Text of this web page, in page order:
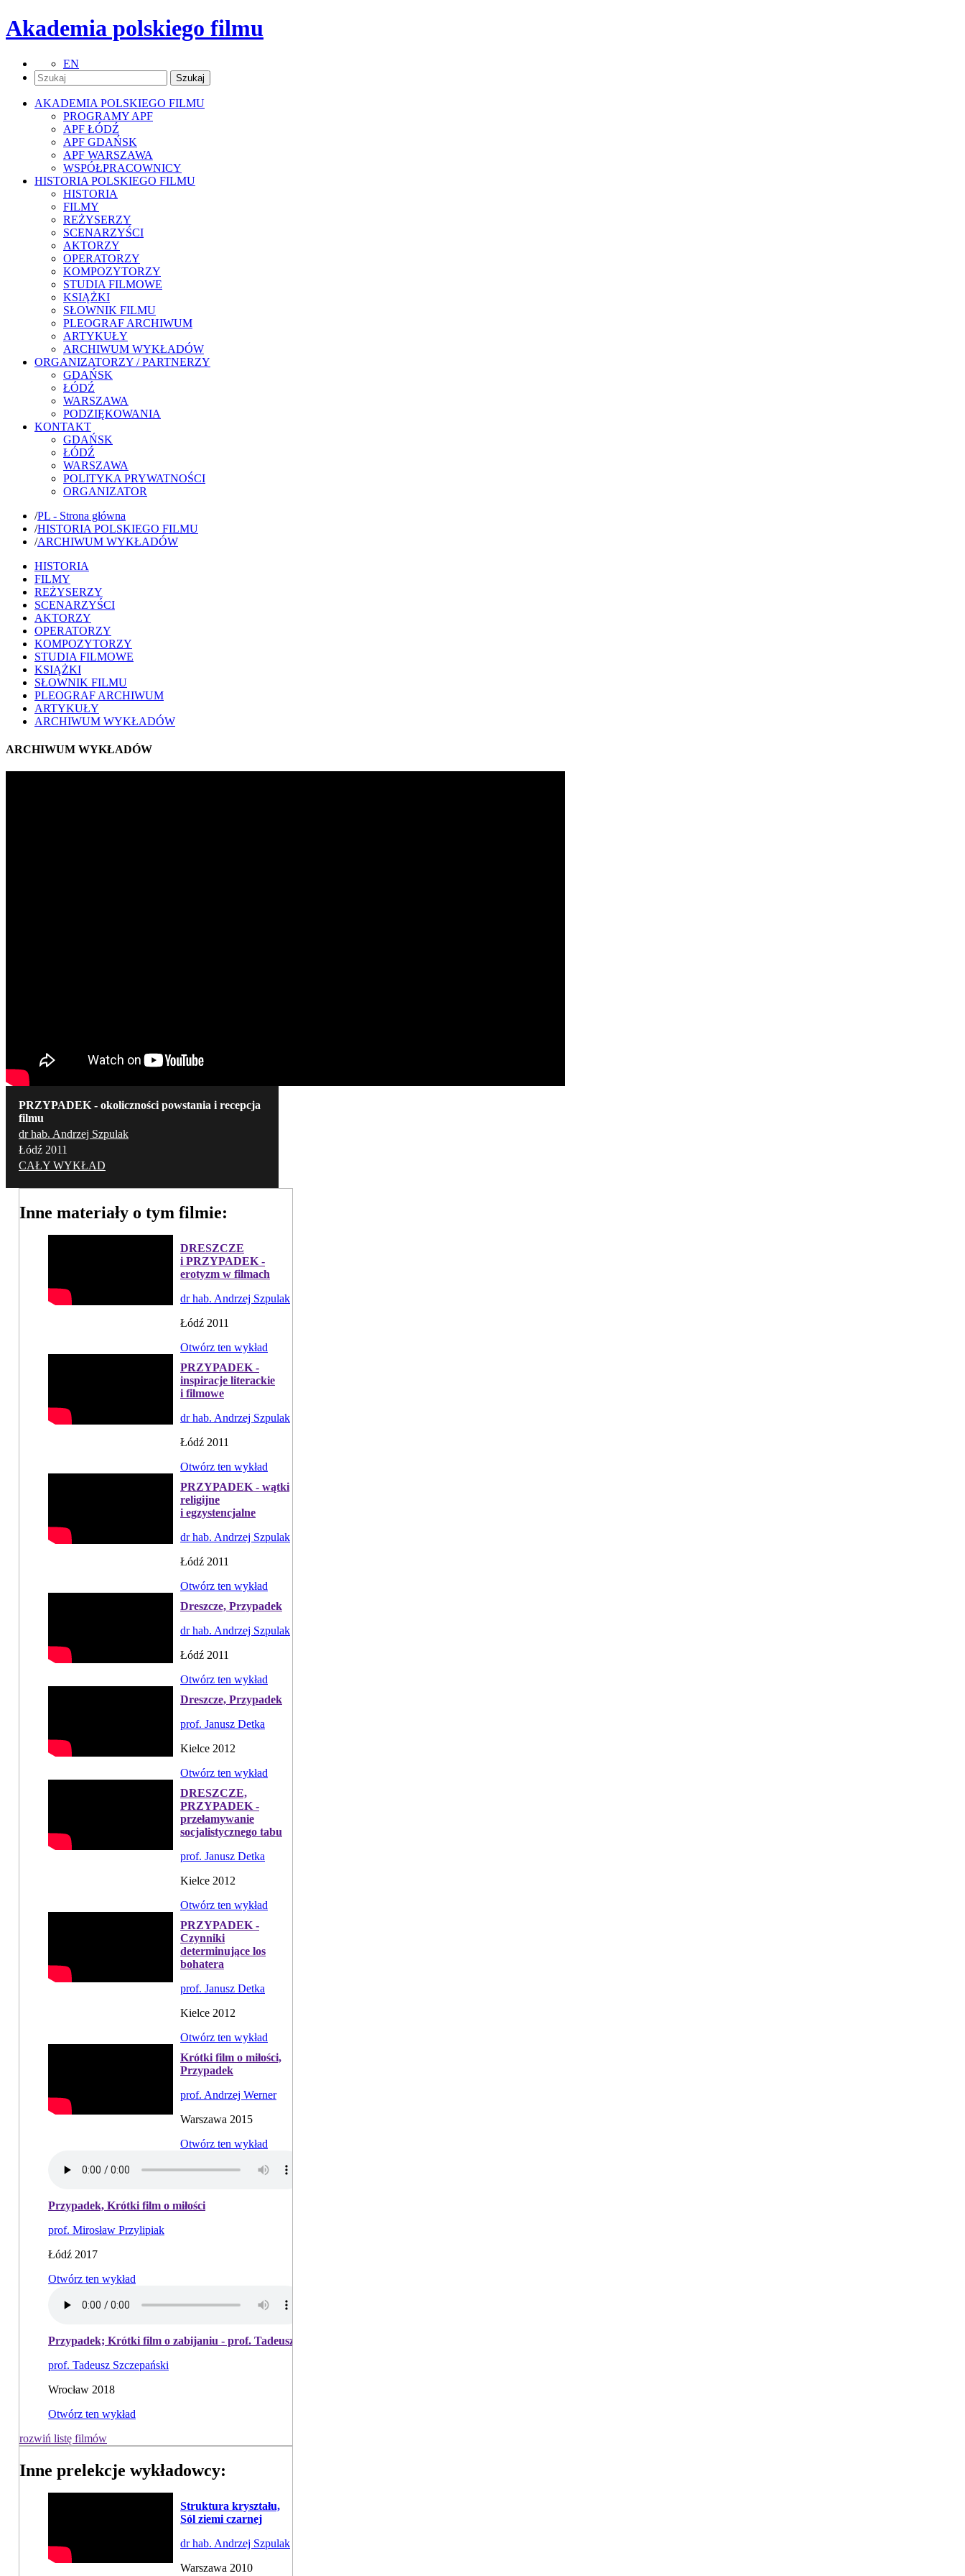
Akademia polskiego filmu
EN
AKADEMIA POLSKIEGO FILMU
PROGRAMY APF
APF ŁÓDŹ
APF GDAŃSK
APF WARSZAWA
WSPÓŁPRACOWNICY
HISTORIA POLSKIEGO FILMU
HISTORIA
FILMY
REŻYSERZY
SCENARZYŚCI
AKTORZY
OPERATORZY
KOMPOZYTORZY
STUDIA FILMOWE
KSIĄŻKI
SŁOWNIK FILMU
PLEOGRAF ARCHIWUM
ARTYKUŁY
ARCHIWUM WYKŁADÓW
ORGANIZATORZY / PARTNERZY
GDAŃSK
ŁÓDŹ
WARSZAWA
PODZIĘKOWANIA
KONTAKT
GDAŃSK
ŁÓDŹ
WARSZAWA
POLITYKA PRYWATNOŚCI
ORGANIZATOR
/PL - Strona główna
/HISTORIA POLSKIEGO FILMU
/ARCHIWUM WYKŁADÓW
HISTORIA
FILMY
REŻYSERZY
SCENARZYŚCI
AKTORZY
OPERATORZY
KOMPOZYTORZY
STUDIA FILMOWE
KSIĄŻKI
SŁOWNIK FILMU
PLEOGRAF ARCHIWUM
ARTYKUŁY
ARCHIWUM WYKŁADÓW
ARCHIWUM WYKŁADÓW
PRZYPADEK - okoliczności powstania i recepcja
filmu
dr hab. Andrzej Szpulak
Łódź 2011
CAŁY WYKŁAD
Inne materiały o tym filmie:
DRESZCZE
i PRZYPADEK -
erotyzm w filmach
dr hab. Andrzej Szpulak
Łódź 2011
Otwórz ten wykład
PRZYPADEK -
inspiracje literackie
i filmowe
dr hab. Andrzej Szpulak
Łódź 2011
Otwórz ten wykład
PRZYPADEK - wątki
religijne
i egzystencjalne
dr hab. Andrzej Szpulak
Łódź 2011
Otwórz ten wykład
Dreszcze, Przypadek
dr hab. Andrzej Szpulak
Łódź 2011
Otwórz ten wykład
Dreszcze, Przypadek
prof. Janusz Detka
Kielce 2012
Otwórz ten wykład
DRESZCZE,
PRZYPADEK -
przełamywanie
socjalistycznego tabu
prof. Janusz Detka
Kielce 2012
Otwórz ten wykład
PRZYPADEK -
Czynniki
determinujące los
bohatera
prof. Janusz Detka
Kielce 2012
Otwórz ten wykład
Krótki film o miłości,
Przypadek
prof. Andrzej Werner
Warszawa 2015
Otwórz ten wykład
Przypadek, Krótki film o miłości
prof. Mirosław Przylipiak
Łódź 2017
Otwórz ten wykład
Przypadek; Krótki film o zabijaniu - prof. Tadeusz Szczepański
prof. Tadeusz Szczepański
Wrocław 2018
Otwórz ten wykład
rozwiń listę filmów
Inne prelekcje wykładowcy:
Struktura kryształu,
Sól ziemi czarnej
dr hab. Andrzej Szpulak
Warszawa 2010